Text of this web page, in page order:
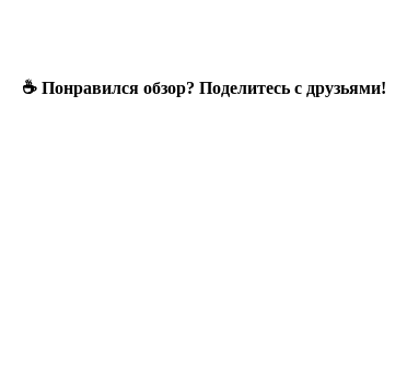
☕ Понравился обзор? Поделитесь с друзьями!